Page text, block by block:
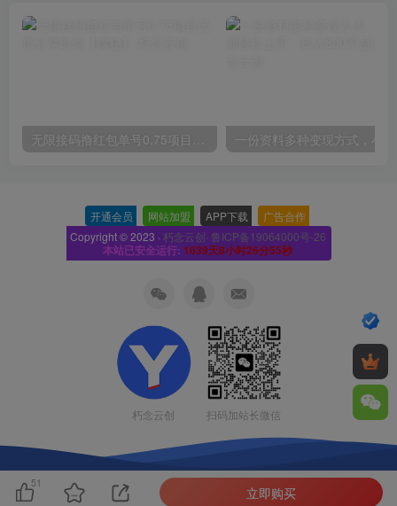
无限接码撸红包单号0.75项目无偿分享给你【揭秘】
开通会员 网站加盟 APP下载 广告合作
Copyright © 2023 · 朽念云创· 鲁ICP备19064000号-26
本站已安全运行: 1639天8小时26分56秒
朽念云创 扫码加站长微信
51
立即购买